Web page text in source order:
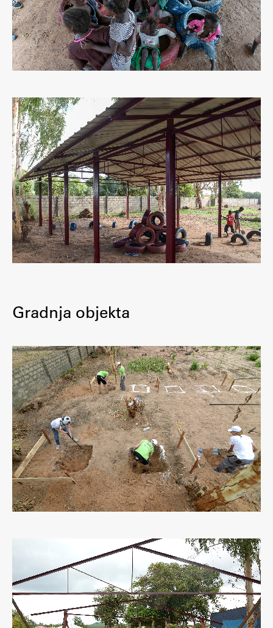
AR – Arhitektura, raziskovanje
Igra ustvarjalnosti
Gradnja objekta